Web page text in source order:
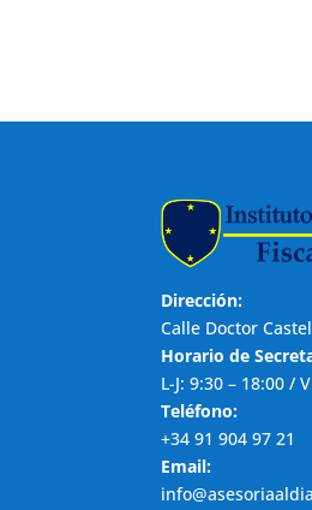
Dirección:
Calle Doctor
Horario de
L-J: 9:30 – 18:00 /
Teléfono:
+34 91 904 97 21
Email: